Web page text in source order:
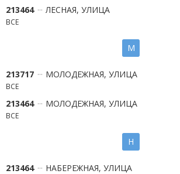
213464 ЛЕСНАЯ, УЛИЦА
ВСЕ
М
213717 МОЛОДЕЖНАЯ, УЛИЦА
ВСЕ
213464 МОЛОДЕЖНАЯ, УЛИЦА
ВСЕ
Н
213464 НАБЕРЕЖНАЯ, УЛИЦА